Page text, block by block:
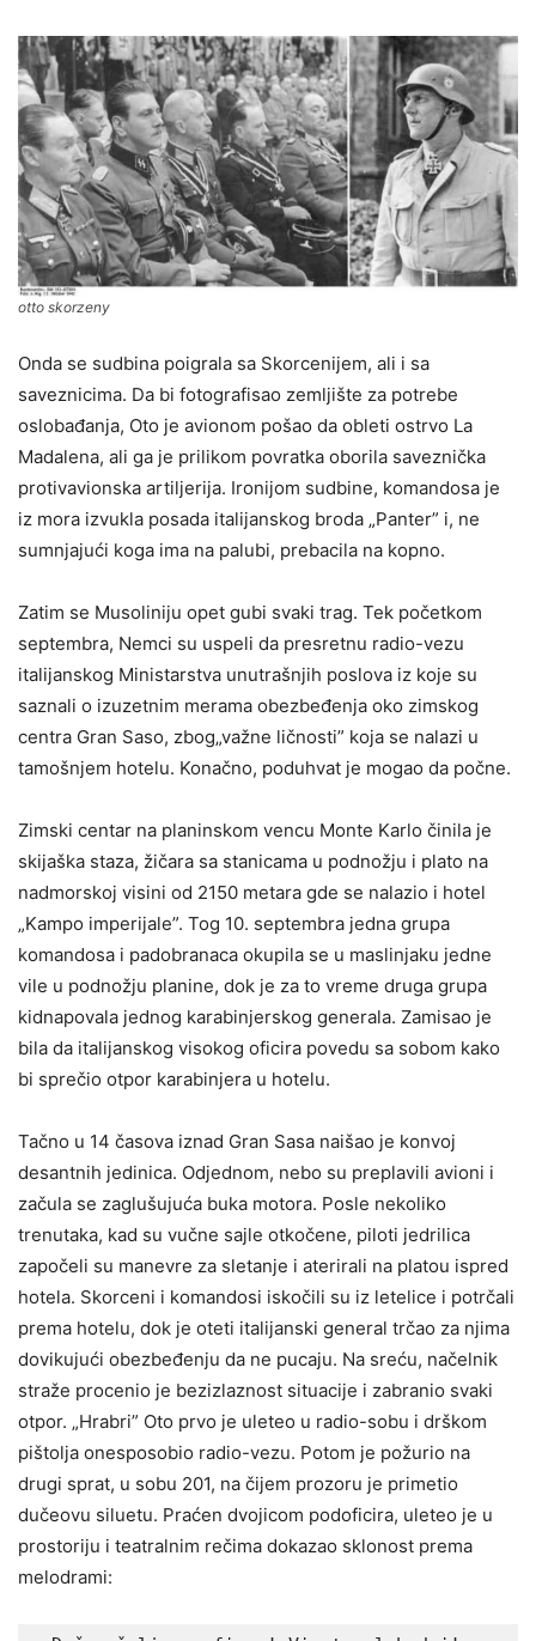
otto skorzeny
Onda se sudbina poigrala sa Skorcenijem, ali i sa
saveznicima. Da bi fotografisao zemljište za potrebe
oslobađanja, Oto je avionom pošao da obleti ostrvo La
Madalena, ali ga je prilikom povratka oborila saveznička
protivavionska artiljerija. Ironijom sudbine, komandosa je
iz mora izvukla posada italijanskog broda „Panter” i, ne
sumnjajući koga ima na palubi, prebacila na kopno.
Zatim se Musoliniju opet gubi svaki trag. Tek početkom
septembra, Nemci su uspeli da presretnu radio-vezu
italijanskog Ministarstva unutrašnjih poslova iz koje su
saznali o izuzetnim merama obezbeđenja oko zimskog
centra Gran Saso, zbog„važne ličnosti” koja se nalazi u
tamošnjem hotelu. Konačno, poduhvat je mogao da počne.
Zimski centar na planinskom vencu Monte Karlo činila je
skijaška staza, žičara sa stanicama u podnožju i plato na
nadmorskoj visini od 2150 metara gde se nalazio i hotel
„Kampo imperijale”. Tog 10. septembra jedna grupa
komandosa i padobranaca okupila se u maslinjaku jedne
vile u podnožju planine, dok je za to vreme druga grupa
kidnapovala jednog karabinjerskog generala. Zamisao je
bila da italijanskog visokog oficira povedu sa sobom kako
bi sprečio otpor karabinjera u hotelu.
Tačno u 14 časova iznad Gran Sasa naišao je konvoj
desantnih jedinica. Odjednom, nebo su preplavili avioni i
začula se zaglušujuća buka motora. Posle nekoliko
trenutaka, kad su vučne sajle otkočene, piloti jedrilica
započeli su manevre za sletanje i aterirali na platou ispred
hotela. Skorceni i komandosi iskočili su iz letelice i potrčali
prema hotelu, dok je oteti italijanski general trčao za njima
dovikujući obezbeđenju da ne pucaju. Na sreću, načelnik
straže procenio je bezizlaznost situacije i zabranio svaki
otpor. „Hrabri” Oto prvo je uleteo u radio-sobu i drškom
pištolja onesposobio radio-vezu. Potom je požurio na
drugi sprat, u sobu 201, na čijem prozoru je primetio
dučeovu siluetu. Praćen dvojicom podoficira, uleteo je u
prostoriju i teatralnim rečima dokazao sklonost prema
melodrami: